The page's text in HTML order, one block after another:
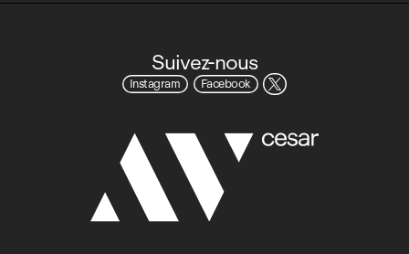
Suivez-nous
Instagram Facebook